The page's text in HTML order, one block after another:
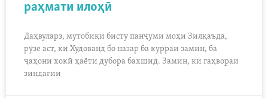
раҳмати илоҳӣ
Даҳвуларз, мутобиқи бисту панҷуми моҳи Зилқаъда,
рӯзе аст, ки Худованд бо назар ба курраи замин, ба
ҷаҳони хокӣ ҳаёти дубора бахшид. Замин, ки гаҳвораи
зиндагии